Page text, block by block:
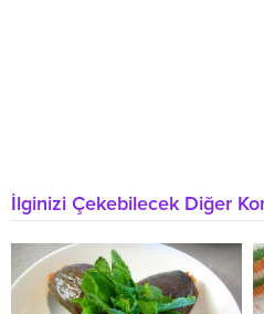
İlginizi Çekebilecek Diğer